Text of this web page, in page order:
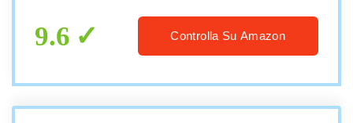
9.6 Controlla Su Amazon